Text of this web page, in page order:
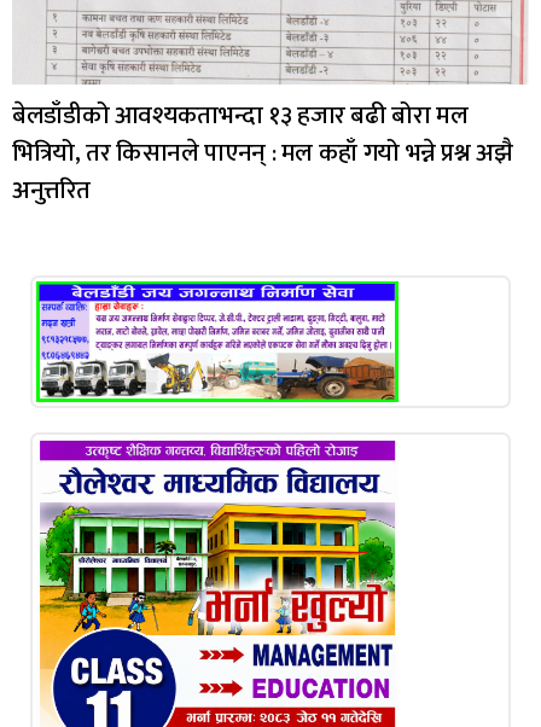
बेलडाँडीको आवश्यकताभन्दा १३ हजार बढी बोरा मल
भित्रियो, तर किसानले पाएनन् : मल कहाँ गयो भन्ने प्रश्न अझै
अनुत्तरित